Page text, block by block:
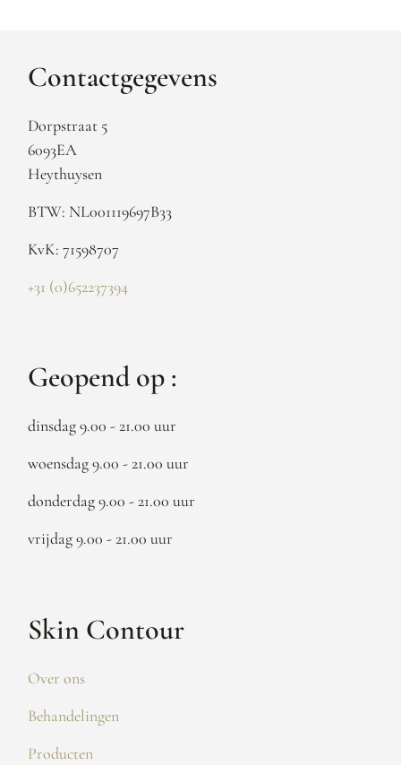
Contactgegevens
Dorpstraat 5
6093EA
Heythuysen
BTW: NL001119697B33
KvK: 71598707
+31 (0)652237394
Geopend op :
dinsdag 9.00 - 21.00 uur
woensdag 9.00 - 21.00 uur
donderdag 9.00 - 21.00 uur
vrijdag 9.00 - 21.00 uur
Skin Contour
Over ons
Behandelingen
Producten